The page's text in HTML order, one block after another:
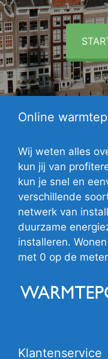
Online
Wij weten alles
kun jij van
kun je snel en
verschillende
netwerk van
duurzame
installeren.
met 0 op de
Klantenservice